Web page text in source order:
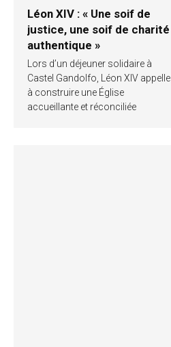
Léon XIV : « Une soif de
justice, une soif de charité
authentique »
Lors d’un déjeuner solidaire à
Castel Gandolfo, Léon XIV appelle
à construire une Église
accueillante et réconciliée